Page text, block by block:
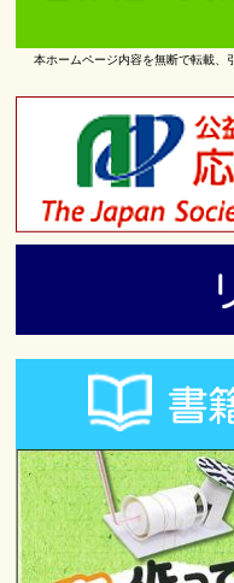
本ホームページ内容を無断で転載、